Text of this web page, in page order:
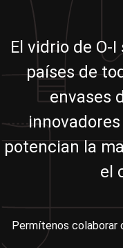
El vidrio de O-
países de
envases
potencian la
el
Permítenos colaborar